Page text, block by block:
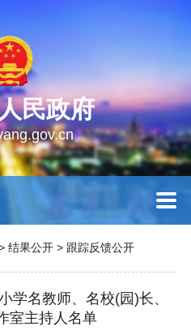
民政府
结果公开 > 跟踪反馈公开
学名教师、名校(园)长、
室主持人名单